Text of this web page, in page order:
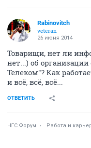
Rabinovitch
veteran
26 июня 2014
Товарищи, нет ли
нет...) об
Телеком"? Как
и всё, всё, всё...
ОТВЕТИТЬ
НГС.Форум Работа и